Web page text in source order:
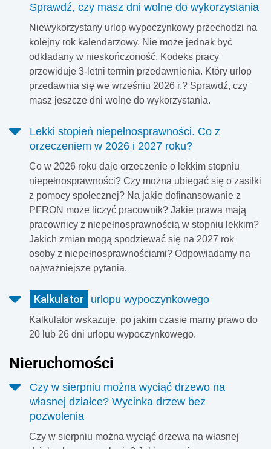
Sprawdź, czy masz dni wolne do wykorzystania
Niewykorzystany urlop wypoczynkowy przechodzi na
kolejny rok kalendarzowy. Nie może jednak być
odkładany w nieskończoność. Kodeks pracy
przewiduje 3-letni termin przedawnienia. Który urlop
przedawnia się we wrześniu 2026 r.? Sprawdź, czy
masz jeszcze dni wolne do wykorzystania.
Lekki stopień niepełnosprawności. Co z
orzeczeniem w 2026 i 2027 roku?
Co w 2026 roku daje orzeczenie o lekkim stopniu
niepełnosprawności? Czy można ubiegać się o zasiłki
z pomocy społecznej? Na jakie dofinansowanie z
PFRON może liczyć pracownik? Jakie prawa mają
pracownicy z niepełnosprawnością w stopniu lekkim?
Jakich zmian mogą spodziewać się na 2027 rok
osoby z niepełnosprawnościami? Odpowiadamy na
najważniejsze pytania.
Kalkulator urlopu wypoczynkowego
Kalkulator wskazuje, po jakim czasie mamy prawo do
20 lub 26 dni urlopu wypoczynkowego.
Nieruchomości
Czy w sierpniu można wyciąć drzewo na
własnej działce? Wycinka drzew bez
pozwolenia
Czy w sierpniu można wyciąć drzewa na własnej